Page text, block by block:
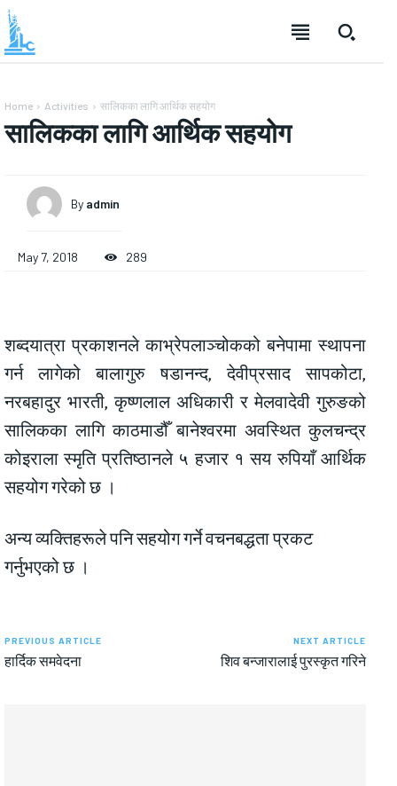
Home Activities सालिकका लागि आर्थिक सहयोग
सालिकका लागि आर्थिक सहयोग
By admin
May 7, 2018 289
शब्दयात्रा प्रकाशनले काभ्रेपलाञ्चोकको बनेपामा स्थापना
गर्न लागेको बालागुरु षडानन्द, देवीप्रसाद सापकोटा,
नरबहादुर भारती, कृष्णलाल अधिकारी र मेलवादेवी गुरुङको
सालिकका लागि काठमाडौँ बानेश्वरमा अवस्थित कुलचन्द्र
कोइराला स्मृति प्रतिष्ठानले ५ हजार १ सय रुपियाँ आर्थिक
सहयोग गरेको छ ।
अन्य व्यक्तिहरूले पनि सहयोग गर्ने वचनबद्धता प्रकट
गर्नुभएको छ ।
PREVIOUS ARTICLE
हार्दिक समवेदना
NEXT ARTICLE
शिव बन्जारालाई पुरस्कृत गरिने